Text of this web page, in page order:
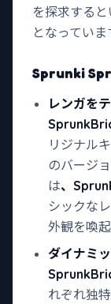
を探求する
となっていま
Sprunki
レンガを
リジナル
のバージ
は、
シックな
外観を喚起
ダイナミ
れぞれ独